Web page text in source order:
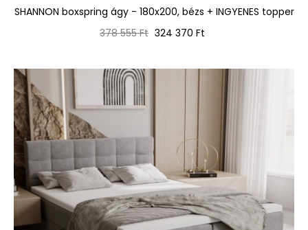
SHANNON boxspring ágy - 180x200, bézs + INGYENES topper
Normál
378 555 Ft Ár
324 370 Ft